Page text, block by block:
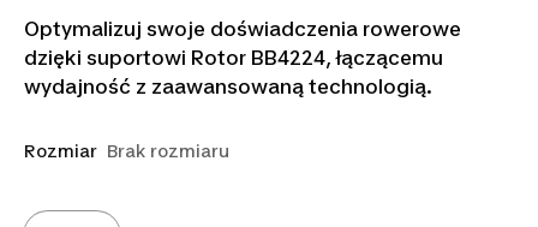
Optymalizuj swoje doświadczenia rowerowe
dzięki suportowi Rotor BB4224, łączącemu
wydajność z zaawansowaną technologią.
Rozmiar Brak rozmiaru